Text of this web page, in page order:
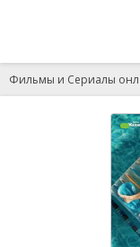
Фильмы и Сериалы